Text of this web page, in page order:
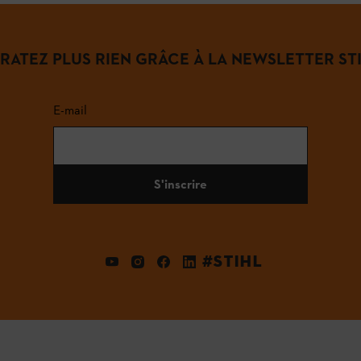
PLUS RIEN GRÂCE À LA NEWSLETTER
E-mail
S'inscrire
#STIHL